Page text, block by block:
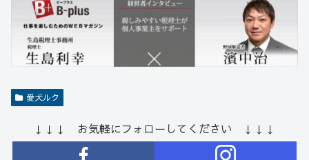
愛犬ルク
↓↓↓ お気軽にフォローしてください ↓↓↓